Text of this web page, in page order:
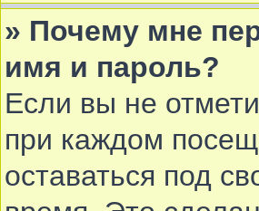
» Почему мне
имя и пароль?
Если вы не
при каждом
оставаться под